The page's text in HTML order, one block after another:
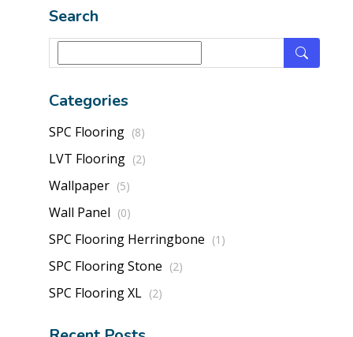
Search
Categories
SPC Flooring (8)
LVT Flooring (2)
Wallpaper (5)
Wall Panel (0)
SPC Flooring Herringbone (1)
SPC Flooring Stone (2)
SPC Flooring XL (2)